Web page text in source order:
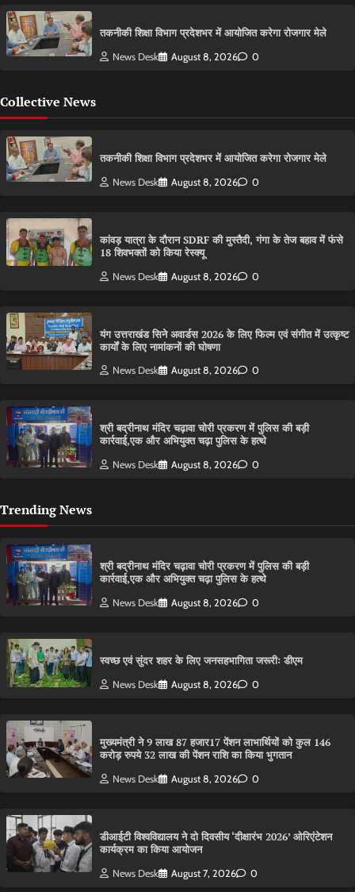
तकनीकी शिक्षा विभाग प्रदेशभर में आयोजित करेगा रोजगार मेले
News Desk August 8, 2026 0
Collective News
तकनीकी शिक्षा विभाग प्रदेशभर में आयोजित करेगा रोजगार मेले
News Desk August 8, 2026 0
कांवड़ यात्रा के दौरान SDRF की मुस्तैदी, गंगा के तेज बहाव में फंसे
18 शिवभक्तों को किया रेस्क्यू
News Desk August 8, 2026 0
यंग उत्तराखंड सिने अवार्डस 2026 के लिए फिल्म एवं संगीत में उत्कृष्ट
कार्यों के लिए नामांकनों की घोषणा
News Desk August 8, 2026 0
श्री बद्रीनाथ मंदिर चढ़ावा चोरी प्रकरण में पुलिस की बड़ी
कार्रवाई,एक और अभियुक्त चढ़ा पुलिस के हत्थे
News Desk August 8, 2026 0
Trending News
श्री बद्रीनाथ मंदिर चढ़ावा चोरी प्रकरण में पुलिस की बड़ी
कार्रवाई,एक और अभियुक्त चढ़ा पुलिस के हत्थे
News Desk August 8, 2026 0
स्वच्छ एवं सुंदर शहर के लिए जनसहभागिता जरूरीः डीएम
News Desk August 8, 2026 0
मुख्यमंत्री ने 9 लाख 87 हजार17 पेंशन लाभार्थियों को कुल 146
करोड़ रुपये 32 लाख की पेंशन राशि का किया भुगतान
News Desk August 8, 2026 0
डीआईटी विश्वविद्यालय ने दो दिवसीय ‘दीक्षारंभ 2026’ ओरिएंटेशन
कार्यक्रम का किया आयोजन
News Desk August 7, 2026 0